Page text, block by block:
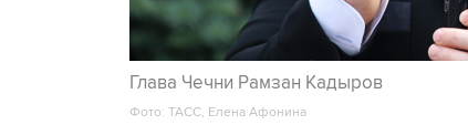
Глава Чечни Рамзан Кадыров
Фото: ТАСС, Елена Афонина